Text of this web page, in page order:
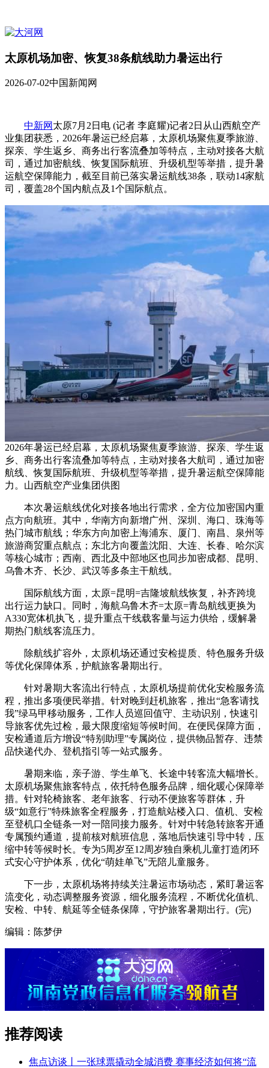
太原机场加密、恢复38条航线助力暑运出行
2026-07-02中国新闻网
中新网 太原7月2日电 (记者 李庭耀)记者2日从山西航空产
业集团获悉，2026年暑运已经启幕，太原机场聚焦夏季旅游、
探亲、学生返乡、商务出行客流叠加等特点，主动对接各大航
司，通过加密航线、恢复国际航班、升级机型等举措，提升暑
运航空保障能力，截至目前已落实暑运航线38条，联动14家航
司，覆盖28个国内航点及1个国际航点。
2026年暑运已经启幕，太原机场聚焦夏季旅游、探亲、学生返
乡、商务出行客流叠加等特点，主动对接各大航司，通过加密
航线、恢复国际航班、升级机型等举措，提升暑运航空保障能
力。山西航空产业集团供图
本次暑运航线优化对接各地出行需求，全方位加密国内重
点方向航班。其中，华南方向新增广州、深圳、海口、珠海等
热门城市航线；华东方向加密上海浦东、厦门、南昌、泉州等
旅游商贸重点航点；东北方向覆盖沈阳、大连、长春、哈尔滨
等核心城市；西南、西北及中部地区也同步加密成都、昆明、
乌鲁木齐、长沙、武汉等多条主干航线。
国际航线方面，太原=昆明=吉隆坡航线恢复，补齐跨境
出行运力缺口。同时，海航乌鲁木齐=太原=青岛航线更换为
A330宽体机执飞，提升重点干线载客量与运力供给，缓解暑
期热门航线客流压力。
除航线扩容外，太原机场还通过安检提质、特色服务升级
等优化保障体系，护航旅客暑期出行。
针对暑期大客流出行特点，太原机场提前优化安检服务流
程，推出多项便民举措。针对晚到赶机旅客，推出“急客请找
我”绿马甲移动服务，工作人员巡回值守、主动识别，快速引
导旅客优先过检，最大限度缩短等候时间。在便民保障方面，
安检通道后方增设“特别助理”专属岗位，提供物品暂存、违禁
品快递代办、登机指引等一站式服务。
暑期来临，亲子游、学生单飞、长途中转客流大幅增长。
太原机场聚焦旅客特点，依托特色服务品牌，细化暖心保障举
措。针对轮椅旅客、老年旅客、行动不便旅客等群体，升
级“如意行”特殊旅客全程服务，打造航站楼入口、值机、安检
至登机口全链条一对一陪同接力服务。针对中转急转旅客开通
专属预约通道，提前核对航班信息，落地后快速引导中转，压
缩中转等候时长。专为5周岁至12周岁独自乘机儿童打造闭环
式安心守护体系，优化“萌娃单飞”无陪儿童服务。
下一步，太原机场将持续关注暑运市场动态，紧盯暑运客
流变化，动态调整服务资源，细化服务流程，不断优化值机、
安检、中转、航延等全链条保障，守护旅客暑期出行。(完)
编辑：陈梦伊
推荐阅读
焦点访谈丨一张球票撬动全城消费 赛事经济如何将“流